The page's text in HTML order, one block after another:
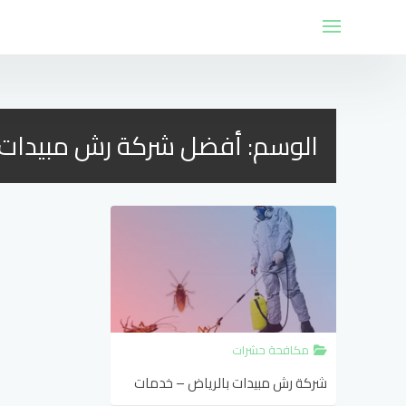
الوسم:أفضل شركة رش
مكافحة حشرات
شركة رش مبيدات بالرياض – خدمات